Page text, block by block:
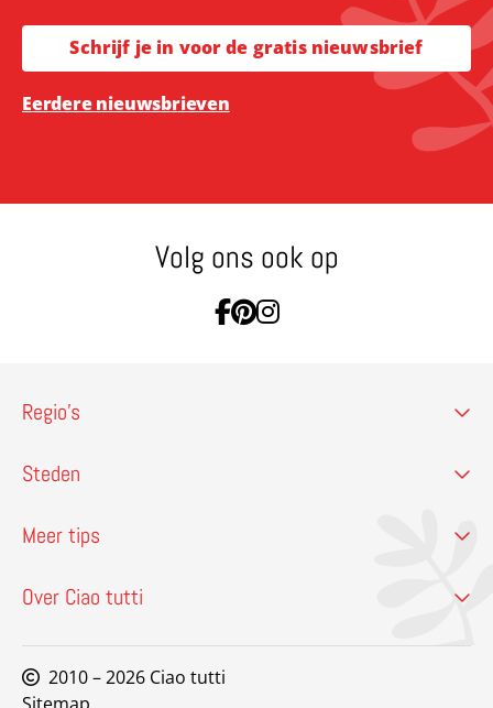
Schrijf je in voor de gratis nieuwsbrief
Eerdere nieuwsbrieven
Volg ons ook op
Ga naar Facebook
Ga naar Pinterest
Ga naar Instagram
Regio’s
Steden
Meer tips
Over Ciao tutti
2010 – 2026 Ciao tutti